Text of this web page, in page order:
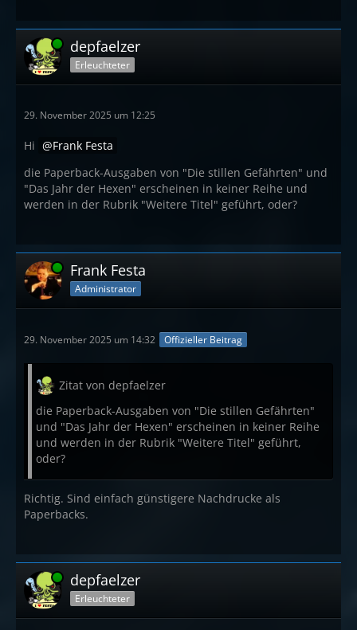
Online depfaelzer
Erleuchteter
29. November 2025 um 12:25
Hi
Frank Festa
die Paperback-Ausgaben von "Die stillen Gefährten" und
"Das Jahr der Hexen" erscheinen in keiner Reihe und
werden in der Rubrik "Weitere Titel" geführt, oder?
Online Frank Festa
Administrator
29. November 2025 um 14:32 Offizieller Beitrag
Zitat von depfaelzer
die Paperback-Ausgaben von "Die stillen Gefährten"
und "Das Jahr der Hexen" erscheinen in keiner Reihe
und werden in der Rubrik "Weitere Titel" geführt,
oder?
Richtig. Sind einfach günstigere Nachdrucke als
Paperbacks.
Online depfaelzer
Erleuchteter